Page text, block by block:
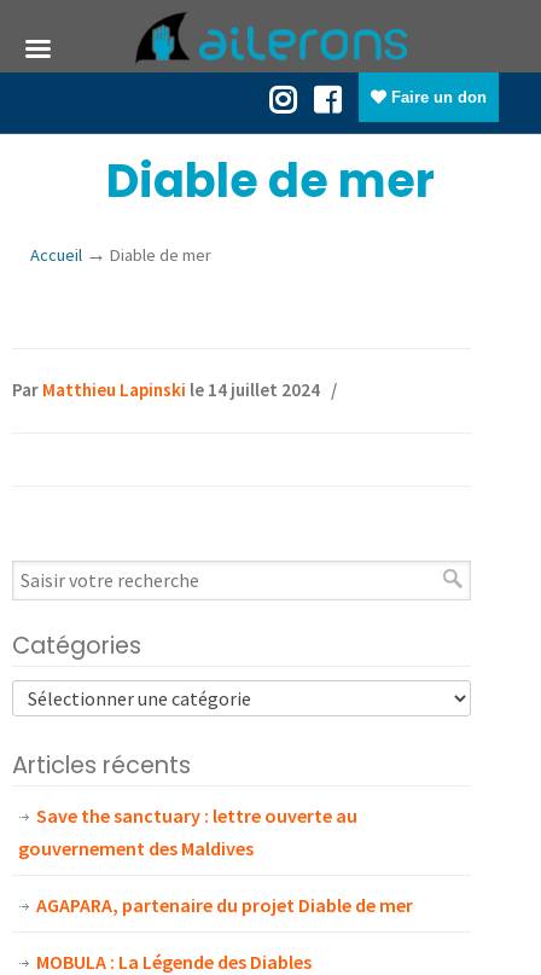
Faire un don
Diable de mer
Accueil → Diable de mer
Par Matthieu Lapinski le 14 juillet 2024 /
Catégories
Articles récents
Save the sanctuary : lettre ouverte au
gouvernement des Maldives
AGAPARA, partenaire du projet Diable de mer
MOBULA : La Légende des Diables